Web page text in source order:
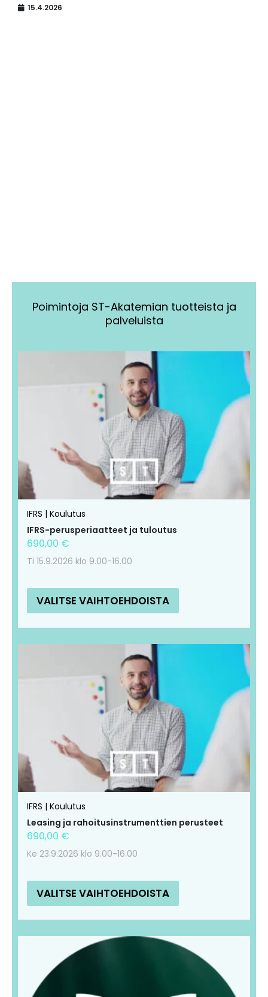
15.4.2026
Poimintoja ST-Akatemian tuotteista ja
palveluista
IFRS | Koulutus
IFRS-perusperiaatteet ja tuloutus
690,00 €
Ti 15.9.2026 klo 9.00-16.00
VALITSE VAIHTOEHDOISTA
useampi
muunnelma.
Voit
tehdä
valinnat
tuotteen
IFRS | Koulutus
Leasing ja rahoitusinstrumenttien perusteet
690,00 €
Ke 23.9.2026 klo 9.00-16.00
VALITSE VAIHTOEHDOISTA
useampi
muunnelma.
Voit
tehdä
valinnat
tuotteen